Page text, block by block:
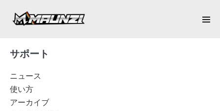
サポート
ニュース
使い方
アーカイブ